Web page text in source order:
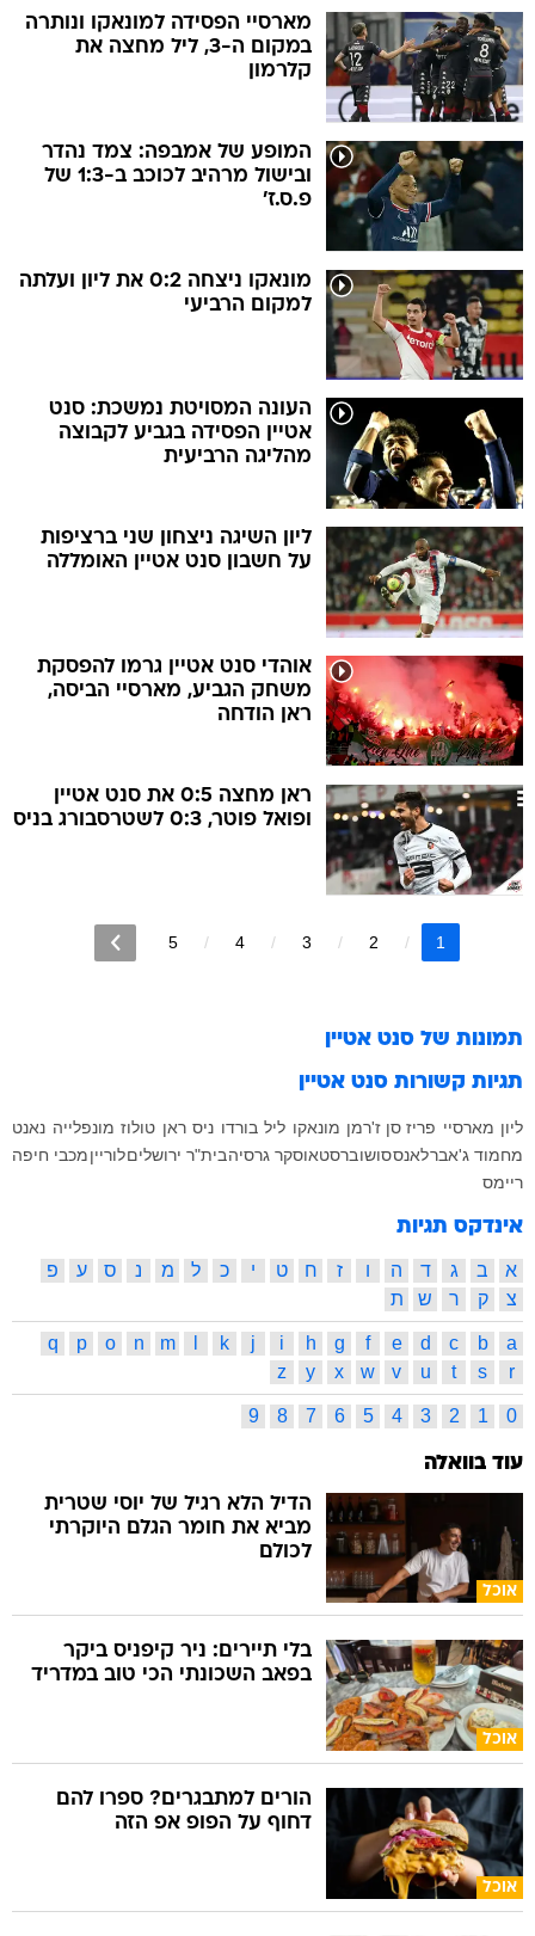
מארסיי הפסידה למונאקו ונותרה
במקום ה-3, ליל מחצה את
קלרמון
המופע של אמבפה: צמד נהדר
ובישול מרהיב לכוכב ב-1:3 של
פ.ס.ז'
מונאקו ניצחה 0:2 את ליון ועלתה
למקום הרביעי
העונה המסויטת נמשכת: סנט
אטיין הפסידה בגביע לקבוצה
מהליגה הרביעית
ליון השיגה ניצחון שני ברציפות
על חשבון סנט אטיין האומללה
אוהדי סנט אטיין גרמו להפסקת
משחק הגביע, מארסיי הביסה,
ראן הודחה
ראן מחצה 0:5 את סנט אטיין
ופואל פוטר, 0:3 לשטרסבורג בניס
1
2
3
4
5
תמונות של סנט אטיין
תגיות קשורות סנט אטיין
ליון מארסיי פריז סן ז'רמן מונאקו ליל בורדו ניס ראן טולוז מונפלייה נאנט
מחמוד ג'אברלאנססושוברסטאוסקר גרסיהבית"ר ירושליםלורייןמכבי חיפה
ריימס
אינדקס תגיות
א ב ג ד ה ו ז ח ט י כ ל מ נ ס ע
פ
צ
ק ר ש ת
a
b
c
d
e
f
g
h
i
j
k
m
n
o
p
q
r
s
t
u
v
w
x
y
z
0
1
2
3
4
5
6
7
8
9
עוד בוואלה
אוכל
הדיל הלא רגיל של יוסי שטרית
מביא את חומר הגלם היוקרתי
לכולם
אוכל
בלי תיירים: ניר קיפניס ביקר
בפאב השכונתי הכי טוב במדריד
אוכל
הורים למתבגרים? ספרו להם
דחוף על הפופ אפ הזה